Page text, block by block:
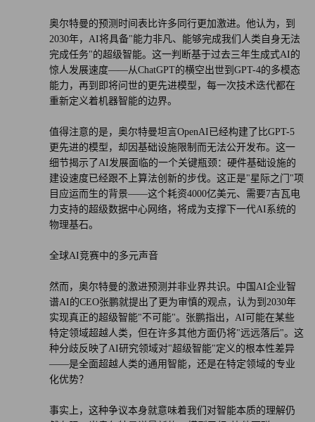
奥尔特曼的预测时间表比许多同行更加激进。他认为，到
2030年，AI将具备"能力非凡、能够完成我们人类自身无法
完成任务"的超级智能。这一判断基于过去三年生成式AI的
惊人发展速度——从ChatGPT的横空出世到GPT-4的多模态
能力，再到即将问世的更先进模型，每一次技术迭代都在
重新定义着机器智能的边界。
值得注意的是，奥尔特曼坦言OpenAI已经构建了比GPT-5
更先进的模型，却因基础设施限制而无法公开发布。这一
细节揭示了AI发展面临的一个关键瓶颈：硬件基础设施的
建设速度已经跟不上算法创新的步伐。这正是"星际之门"项
目应运而生的背景——这个耗资4000亿美元、需要7吉瓦电
力支持的超级数据中心网络，将成为支撑下一代AI系统的
物理基石。
全球AI竞赛中的多元声音
然而，奥尔特曼的激进预测并非业界共识。中国AI企业智
谱AI的CEO张鹏就提出了更为审慎的观点，认为到2030年
实现真正的超级智能"不可能"。张鹏指出，AI可能在某些
特定领域超越人类，但在许多其他方面仍将"远远落后"。这
种分歧反映了AI研究领域对"超级智能"定义的根本性差异
——是全面超越人类的通用智能，还是在特定领域的专业
化优势？
事实上，这种争议本身就意味着我们对智能本质的理解仍